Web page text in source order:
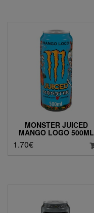
MONSTER JUICED
MANGO LOGO 500ML
1.70€